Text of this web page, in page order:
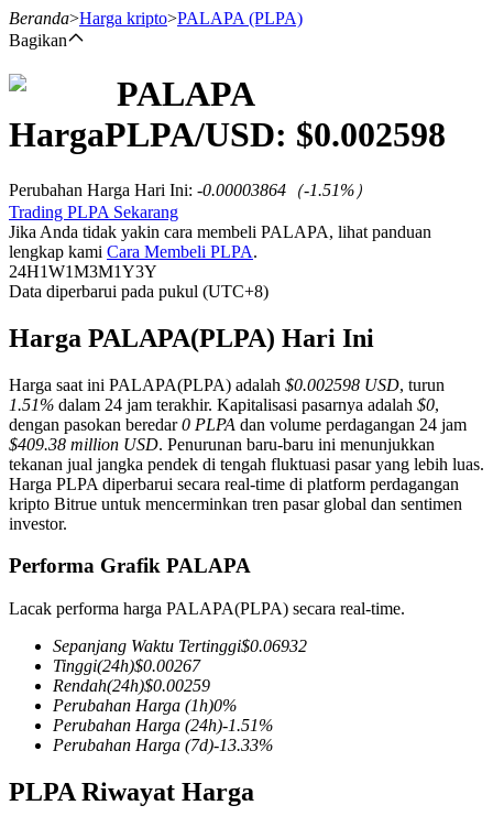
USDT Berjangka
TradFi
Derivatif saham, forex, logam mulia, dan komoditas
Beranda>Harga kripto>PALAPA (PLPA)
Bagikan
PALAPA
HargaPLPA/USD: $0.002598
Perubahan Harga Hari Ini: -0.00003864 （-1.51%）
Trading PLPA Sekarang
Jika Anda tidak yakin cara membeli PALAPA, lihat panduan
lengkap kami Cara Membeli PLPA.
24H1W1M3M1Y3Y
Data diperbarui pada pukul (UTC+8)
Harga PALAPA(PLPA) Hari Ini
Harga saat ini PALAPA(PLPA) adalah $0.002598 USD, turun
1.51% dalam 24 jam terakhir. Kapitalisasi pasarnya adalah $0,
dengan pasokan beredar0 PLPA dan volume perdagangan 24 jam
$409.38 million USD. Penurunan baru-baru ini menunjukkan
tekanan jual jangka pendek di tengah fluktuasi pasar yang lebih luas.
Harga PLPA diperbarui secara real-time di platform perdagangan
kripto Bitrue untuk mencerminkan tren pasar global dan sentimen
investor.
Performa Grafik PALAPA
Lacak performa harga PALAPA(PLPA) secara real-time.
Sepanjang Waktu Tertinggi$0.06932
Tinggi(24h)$0.00267
Rendah(24h)$0.00259
Perubahan Harga (1h)0%
Perubahan Harga (24h)-1.51%
Perubahan Harga (7d)-13.33%
PLPA Riwayat Harga